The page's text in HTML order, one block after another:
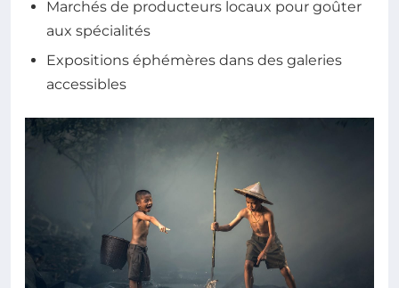
Marchés de producteurs locaux pour goûter
aux spécialités
Expositions éphémères dans des galeries
accessibles